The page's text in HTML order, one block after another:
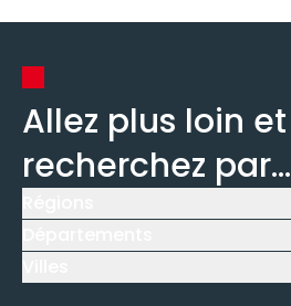
Allez plus loin et
recherchez par...